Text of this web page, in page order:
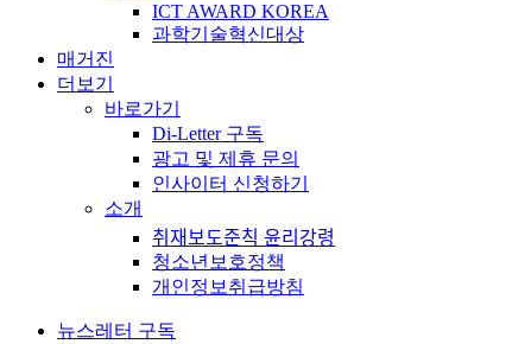
ICT AWARD KOREA
과학기술혁신대상
매거진
더보기
바로가기
Di-Letter 구독
광고 및 제휴 문의
인사이터 신청하기
소개
취재보도준칙 윤리강령
청소년보호정책
개인정보취급방침
뉴스레터 구독